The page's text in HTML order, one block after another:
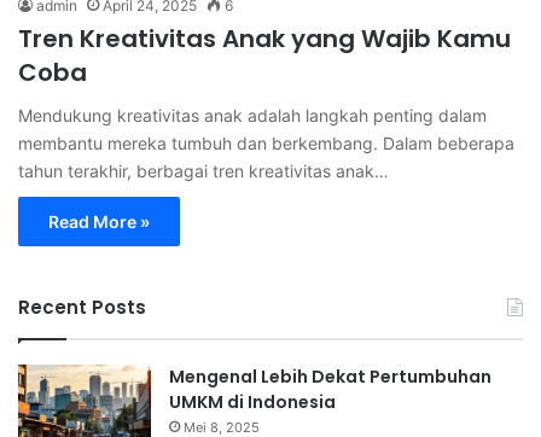
admin April 24, 2025 6
Tren Kreativitas Anak yang Wajib Kamu
Coba
Mendukung kreativitas anak adalah langkah penting dalam
membantu mereka tumbuh dan berkembang. Dalam beberapa
tahun terakhir, berbagai tren kreativitas anak…
Read More »
Recent Posts
Mengenal Lebih Dekat Pertumbuhan
UMKM di Indonesia
Mei 8, 2025